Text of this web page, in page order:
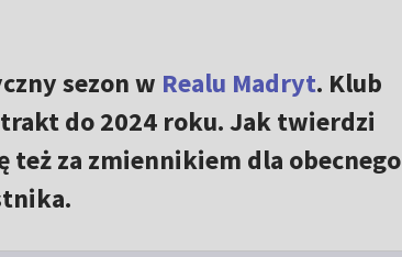
sezon w Realu Madryt. Klub
do 2024 roku. Jak twierdzi
za zmiennikiem dla obecnego